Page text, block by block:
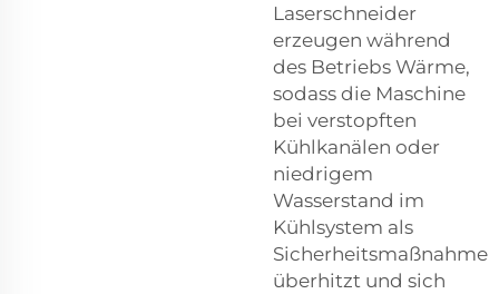
Laserschneider
erzeugen während
des Betriebs Wärme,
sodass die Maschine
bei verstopften
Kühlkanälen oder
niedrigem
Wasserstand im
Kühlsystem als
Sicherheitsmaßnahme
überhitzt und sich